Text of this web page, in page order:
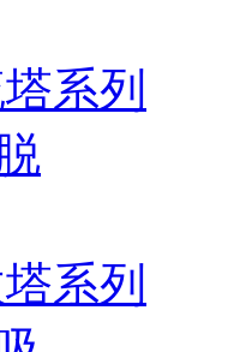
系列
系列